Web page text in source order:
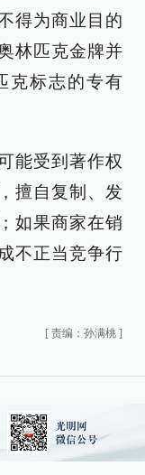
得为商业目的
林匹克金牌并
克标志的专有
能受到著作权
擅自复制、发
如果商家在销
不正当竞争行
[ 责编：孙满桃 ]